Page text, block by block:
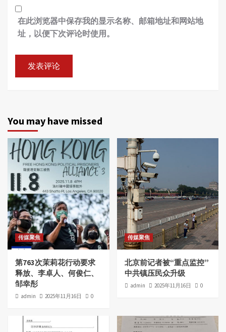
在此浏览器中保存我的显示名称、邮箱地址和网站地
址，以便下次评论时使用。
You may have missed
传媒聚焦
第763次茉莉花行动要求
释放、李卓人、何俊仁、
邹幸彤
admin 2025年11月16日 0
传媒聚焦
北京前记者被“重点监控”
中共镇压民众升级
admin 2025年11月16日 0